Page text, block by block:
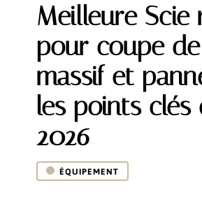
Meilleure Scie
pour coupe
massif et
les points clés
2026
ÉQUIPEMENT